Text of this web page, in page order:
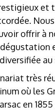
et
offrir à
au
très
où les
en